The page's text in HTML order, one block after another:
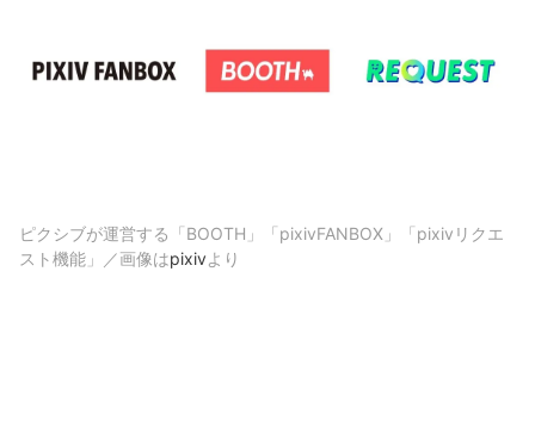
ピクシブが運営する「BOOTH」「pixivFANBOX」「pixivリクエ
スト機能」／画像はpixivより